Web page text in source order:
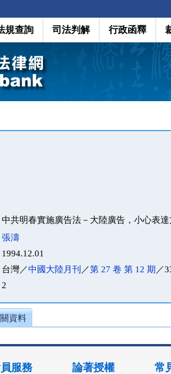
規查詢 司法判解 行政函釋
中共明春實施廣告法－大陸廣告，小心表達
張濤
1994.12.01
台灣／中國大陸月刊 ／第 27 卷 第 12 期 ／
2
資料
服務 論著授權 常